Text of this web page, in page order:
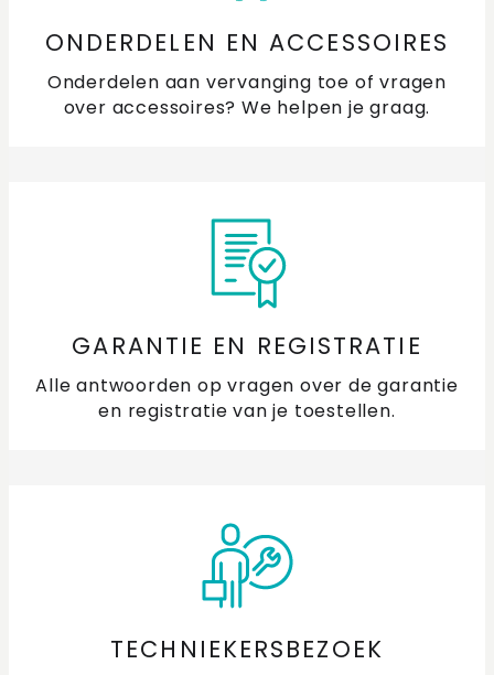
ONDERDELEN EN ACCESSOIRES
Onderdelen aan vervanging toe of vragen
over accessoires? We helpen je graag.
GARANTIE EN REGISTRATIE
Alle antwoorden op vragen over de garantie
en registratie van je toestellen.
TECHNIEKERSBEZOEK